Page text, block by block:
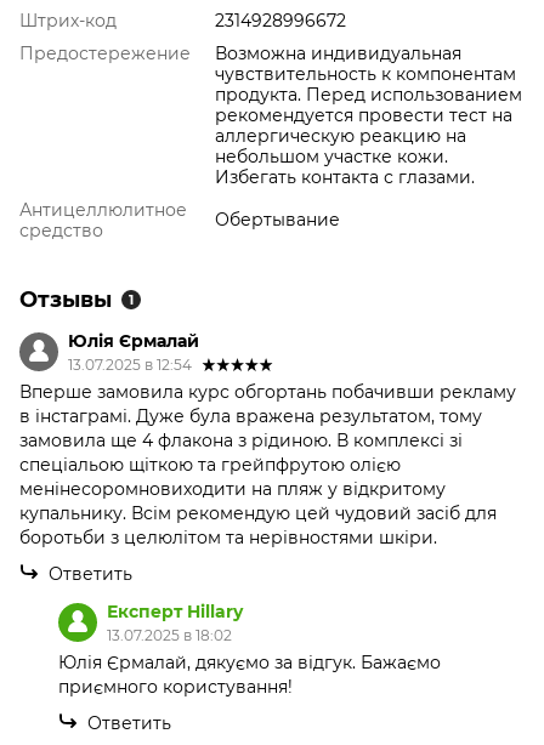
Штрих-код
2314928996672
Предостережение
Возможна индивидуальная
чувствительность к компонентам
продукта. Перед использованием
рекомендуется провести тест на
аллергическую реакцию на
небольшом участке кожи.
Избегать контакта с глазами.
Антицеллюлитное
средство
Обертывание
Отзывы 1
Юлія Єрмалай
13.07.2025 в 12:54
Вперше замовила курс обгортань побачивши рекламу
в інстаграмі. Дуже була вражена результатом, тому
замовила ще 4 флакона з рідиною. В комплексі зі
спеціальою щіткою та грейпфрутою олією
менінесоромновиходити на пляж у відкритому
купальнику. Всім рекомендую цей чудовий засіб для
боротьби з целюлітом та нерівностями шкіри.
Ответить
Експерт Hillary
13.07.2025 в 18:02
Юлія Єрмалай, дякуємо за відгук. Бажаємо
приємного користування!
Ответить